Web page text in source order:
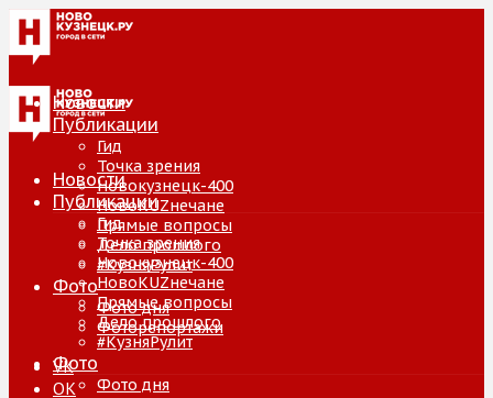
Новости
Публикации
Гид
Точка зрения
Новокузнецк-400
НовоKUZнечане
Прямые вопросы
Дело прошлого
#КузняРулит
Фото
Фото дня
Фоторепортажи
VK
ОК
Новости
Публикации
Гид
Точка зрения
Новокузнецк-400
НовоKUZнечане
Прямые вопросы
Дело прошлого
#КузняРулит
Фото
Фото дня